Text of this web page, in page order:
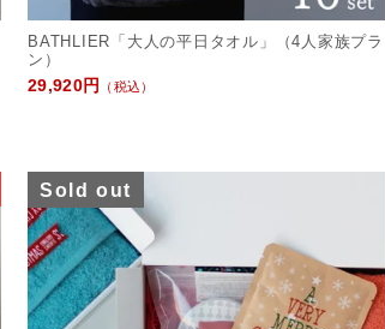
BATHLIER「大人の平日タオル」（4人家族プラ
ン）
29,920円
（税込）
Sold out